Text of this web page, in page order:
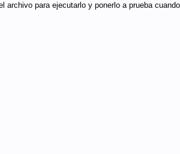
archivo para ejecutarlo y ponerlo a prueba